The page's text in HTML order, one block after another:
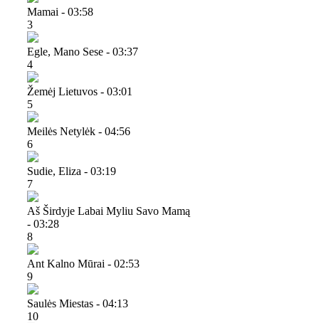
Mamai - 03:58
3
Egle, Mano Sese - 03:37
4
Žemėj Lietuvos - 03:01
5
Meilės Netylėk - 04:56
6
Sudie, Eliza - 03:19
7
Aš Širdyje Labai Myliu Savo Mamą
- 03:28
8
Ant Kalno Mūrai - 02:53
9
Saulės Miestas - 04:13
10